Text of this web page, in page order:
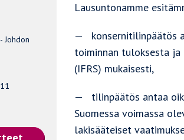
Johdon
Lausuntonamme
— konsernitilinpäätös
toiminnan tuloksesta ja
(IFRS) mukaisesti,
— tilinpäätös antaa
Suomessa voimassa
lakisääteiset